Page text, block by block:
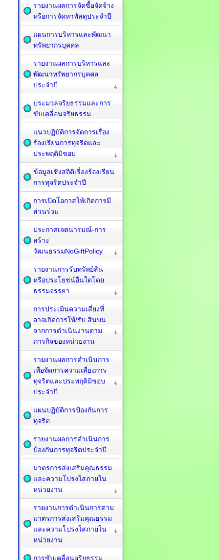
รายงานผลการจัดซื้อจัดจ้าง
หรือการจัดหาพัสดุประจำปี
แผนการบริหารและพัฒนา
ทรัพยากรบุคคล
รายงานผลการบริหารและ
พัฒนาทรัพยากรบุคคล
ประจำปี
ประมวลจริยธรรมและการ
ขับเคลื่อนจริยธรรม
แนวปฏิบัติการจัดการเรื่อง
ร้องเรียนการทุจริตและ
ประพฤติมิชอบ
ข้อมูลเชิงสถิติเรื่องร้องเรียน
การทุจริตประจำปี
การเปิดโอกาสให้เกิดการมี
ส่วนร่วม
ประกาศเจตนารมณ์-การ
สร้าง
วัฒนธรรมNoGiftPolicy
รายงานการรับทรัพย์สิน
หรือประโยชน์อื่นใดโดย
ธรรมจรรยา
การประเมินความเสี่ยงที่
อาจเกิดการให้/รับ สินบน
จากการดำเนินงานตาม
ภารกิจของหน่วยงาน
รายงานผลการดำเนินการ
เพื่อจัดการความเสี่ยงการ
ทุจริตและประพฤติมิชอบ
ประจำปี
แผนปฏิบัติการป้องกันการ
ทุจริต
รายงานผลการดำเนินการ
ป้องกันการทุจริตประจำปี
มาตรการส่งเสริมคุณธรรม
และความโปร่งใสภายใน
หน่วยงาน
รายงานการดำเนินการตาม
มาตรการส่งเสริมคุณธรรม
และความโปร่งใสภายใน
หน่วยงาน
การขับเคลื่อนจริยธรรม